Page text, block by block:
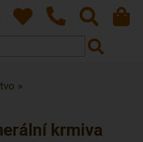
krmiva